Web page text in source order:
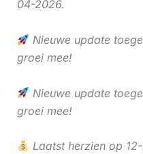
04-2026.
Nieuwe update
groei mee!
Nieuwe update
groei mee!
Laatst herzien op